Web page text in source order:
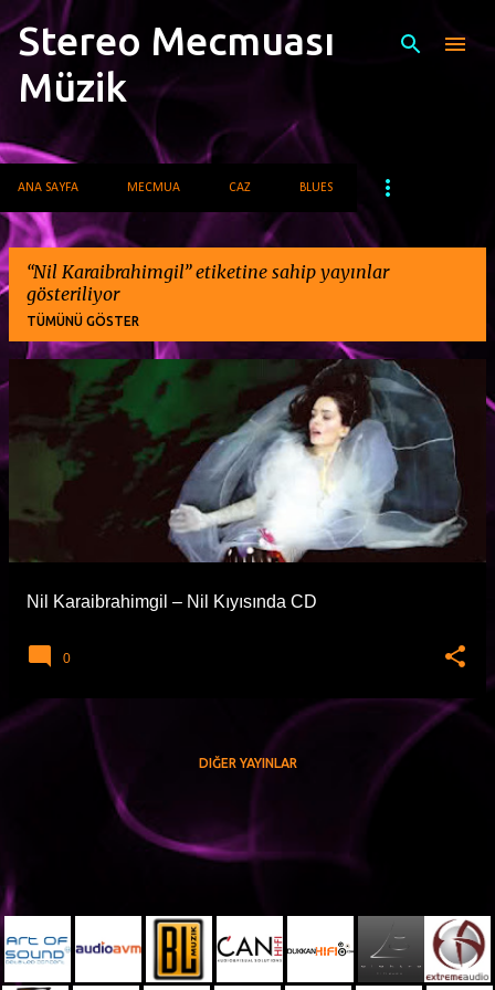
Stereo Mecmuası
Müzik
ANA SAYFA MECMUA CAZ BLUES
Nil Karaibrahimgil etiketine sahip yayınlar
gösteriliyor
TÜMÜNÜ GÖSTER
K
y
t
Nil Karaibrahimgil – Nil Kıyısında CD
0
DIĞER YAYINLAR